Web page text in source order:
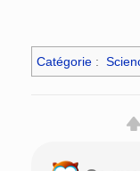
Catégorie :